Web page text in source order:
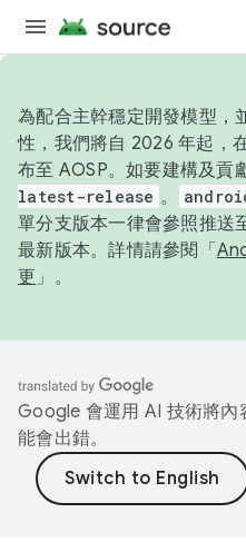
為配合主幹穩定開發模型，
性，我們將自 2026 年起，
布至 AOSP。如要建構及貢
latest-release 。
單分支版本一律會參照推送
最新版本。詳情請參閱「
更 」。
Google 會運用 AI 技術將內
能會出錯。